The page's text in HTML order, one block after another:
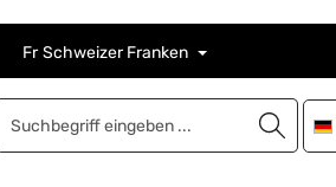
Fr Schweizer Franken